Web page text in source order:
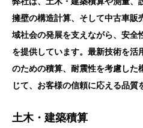
擁壁の構造計算、そして中古車販
域社会の発展を支えながら、安全
を提供しています。最新技術を活
のための積算、耐震性を考慮した
じて、お客様の信頼に応える品質
土木・建築積算